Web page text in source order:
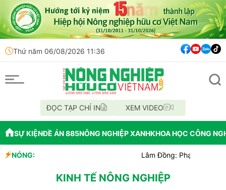
Thứ năm 06/08/2026 11:36
ĐỌC TẠP CHÍ IN XEM VIDEO
SỰ KIỆNĐỀ ÁN 885NÔNG NGHIỆP XANHKHOA HỌC CÔNG
NÓNG:
Lâm Đồng: Phạt 25 triệu đồng vì
An Giang khởi tố vụ án làm giả
KINH TẾ NÔNG NGHIỆP